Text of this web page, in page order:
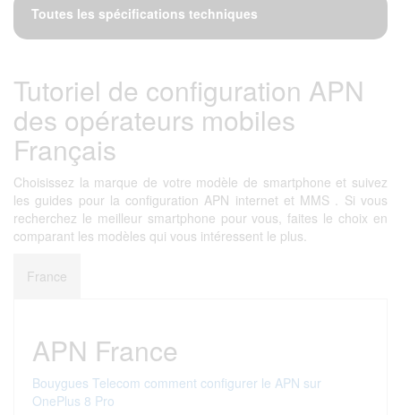
Toutes les spécifications techniques
Tutoriel de configuration APN
des opérateurs mobiles
Français
Choisissez la marque de votre modèle de smartphone et suivez
les guides pour la configuration APN internet et MMS . Si vous
recherchez le meilleur smartphone pour vous, faites le choix en
comparant les modèles qui vous intéressent le plus.
France
APN France
Bouygues Telecom comment configurer le APN sur
OnePlus 8 Pro